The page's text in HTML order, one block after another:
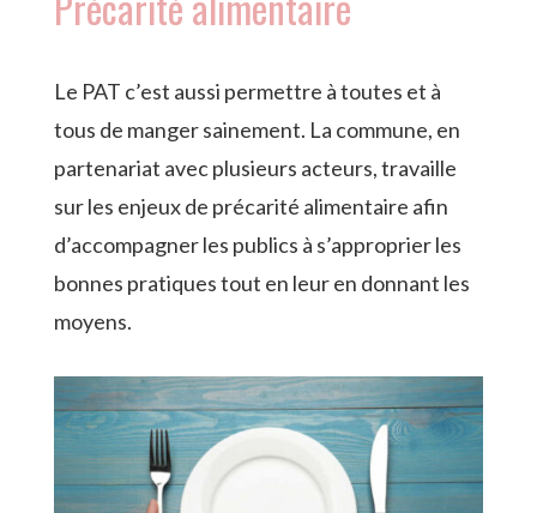
Le PAT c’est aussi permettre à toutes et à
tous de manger sainement. La commune, en
partenariat avec plusieurs acteurs, travaille
sur les enjeux de précarité alimentaire afin
d’accompagner les publics à s’approprier les
bonnes pratiques tout en leur en donnant les
moyens.